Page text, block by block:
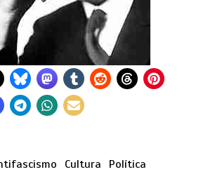
Cultura Política